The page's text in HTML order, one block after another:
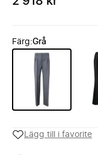
Färg:Grå
Lägg till i favorite